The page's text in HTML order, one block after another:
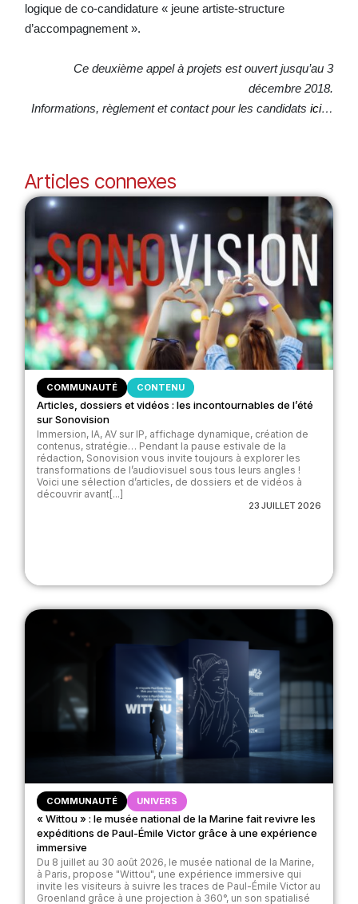
logique de co-candidature « jeune artiste-structure
d’accompagnement ».
Ce deuxième appel à projets est ouvert jusqu’au 3
décembre 2018.
Informations, règlement et contact pour les candidatsici…
Articles connexes
COMMUNAUTÉ CONTENU
Articles, dossiers et vidéos : les incontournables de l’été
sur Sonovision
Immersion, IA, AV sur IP, affichage dynamique, création de
contenus, stratégie… Pendant la pause estivale de la
rédaction, Sonovision vous invite toujours à explorer les
transformations de l’audiovisuel sous tous leurs angles !
Voici une sélection d’articles, de dossiers et de vidéos à
découvrir avant[...]
23 JUILLET 2026
COMMUNAUTÉ UNIVERS
« Wittou » : le musée national de la Marine fait revivre les
expéditions de Paul-Émile Victor grâce à une expérience
immersive
Du 8 juillet au 30 août 2026, le musée national de la Marine,
à Paris, propose "Wittou", une expérience immersive qui
invite les visiteurs à suivre les traces de Paul-Émile Victor au
Groenland grâce à une projection à 360°, un son spatialisé